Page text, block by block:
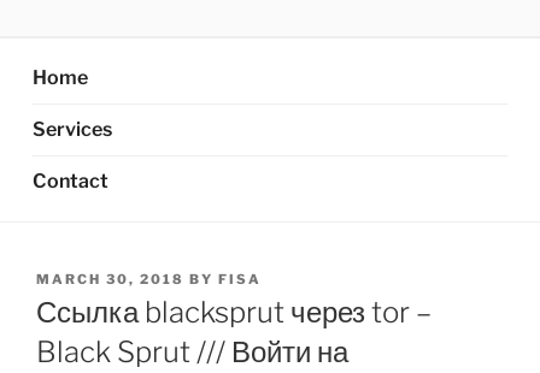
content
Home
Services
Contact
POSTED
ON
MARCH 30, 2018 BY FISA
Ссылка blacksprut через tor –
Black Sprut /// Войти на